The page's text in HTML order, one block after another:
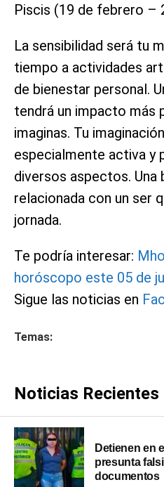
Piscis (19 de febrero –
La sensibilidad será tu
tiempo a actividades
de bienestar personal.
tendrá un impacto más
imaginas. Tu
especialmente activa y
diversos aspectos. Una
relacionada con un ser
jornada.
Te podría interesar:
horóscopo este 05 de
Sigue las noticias en
Temas:
Noticias Recientes
Detienen en
presunta
documentos